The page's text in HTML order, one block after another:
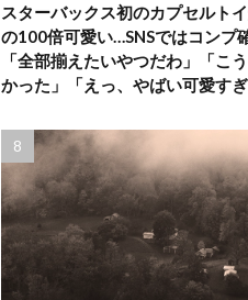
スターバックス初のカプセルト
の100倍可愛い…SNSではコンプ
「全部揃えたいやつだわ」「こ
かった」「えっ、やばい可愛すぎ